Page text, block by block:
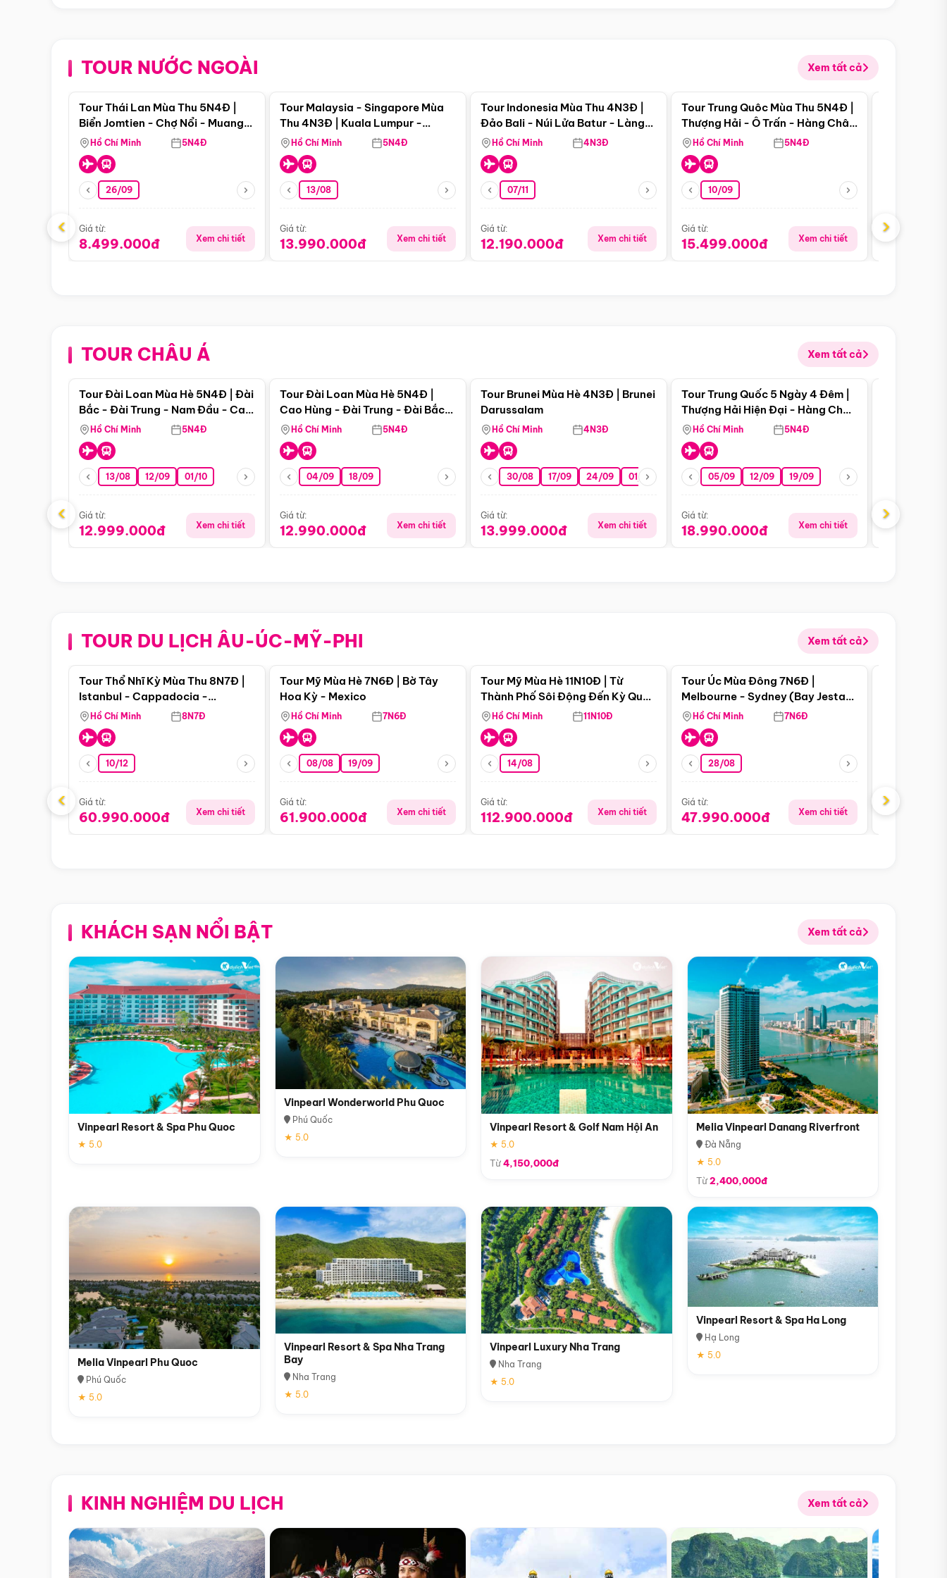
TOUR NƯỚC NGOÀI Xem tất cả
Điểm nổi bật
Tour Thái Lan Mùa Thu 5N4Đ |
Biển Jomtien - Chợ Nổi - Muang
Boran - Suanthai
Hồ Chí Minh 5N4Đ
26/09
Giá từ:
8.499.000đ Xem chi tiết
Tour Malaysia - Singapore Mùa
Thu 4N3Đ | Kuala Lumpur -
Malacca - Johor Baru -
Singapore
Hồ Chí Minh 5N4Đ
13/08
Giá từ:
13.990.000đ Xem chi tiết
Tour Indonesia Mùa Thu 4N3Đ |
Đảo Bali - Núi Lửa Batur - Làng
Penglipuran
Hồ Chí Minh 4N3Đ
07/11
Giá từ:
12.190.000đ Xem chi tiết
Điểm nổi bật
Tour Trung Quôc Mùa Thu 5N4Đ |
Thượng Hải - Ô Trấn - Hàng Châu
(Tour Không Shopping)
Hồ Chí Minh 5N4Đ
10/09
Giá từ:
15.499.000đ Xem chi tiết
Giá từ:
‹ ›
TOUR CHÂU Á Xem tất cả
Điểm nổi bật
Tour Đài Loan Mùa Hè 5N4Đ | Đài
Bắc - Đài Trung - Nam Đầu - Cao
Hùng ( Bay Vn)
Hồ Chí Minh 5N4Đ
13/08 12/09 01/10
Giá từ:
12.999.000đ Xem chi tiết
Tour Đài Loan Mùa Hè 5N4Đ |
Cao Hùng - Đài Trung - Đài Bắc
(Bay Vj)
Hồ Chí Minh 5N4Đ
04/09 18/09
Giá từ:
12.990.000đ Xem chi tiết
Tour Brunei Mùa Hè 4N3Đ | Brunei
Darussalam
Hồ Chí Minh 4N3Đ
30/08 17/09 24/09 01/10 15/10 29/10
Giá từ:
13.999.000đ Xem chi tiết
Điểm nổi bật
Tour Trung Quốc 5 Ngày 4 Đêm |
Thượng Hải Hiện Đại - Hàng Châu
Nên Thơ - Ô Trấn Cổ Kính
Hồ Chí Minh 5N4Đ
05/09 12/09 19/09
Giá từ:
18.990.000đ Xem chi tiết
Giá từ:
‹ ›
TOUR DU LỊCH ÂU-ÚC-MỸ-PHI Xem tất cả
Điểm nổi bật
Tour Thổ Nhĩ Kỳ Mùa Thu 8N7Đ |
Istanbul - Cappadocia -
Pamukkale
Hồ Chí Minh 8N7Đ
10/12
Giá từ:
60.990.000đ Xem chi tiết
Tour Mỹ Mùa Hè 7N6Đ | Bờ Tây
Hoa Kỳ - Mexico
Hồ Chí Minh 7N6Đ
08/08 19/09
Giá từ:
61.900.000đ Xem chi tiết
Tour Mỹ Mùa Hè 11N10Đ | Từ
Thành Phố Sôi Động Đến Kỳ Quan
Thiên Nhiên Mỹ
Hồ Chí Minh 11N10Đ
14/08
Giá từ:
112.900.000đ Xem chi tiết
Điểm nổi bật
Tour Úc Mùa Đông 7N6Đ |
Melbourne - Sydney (Bay Jestar
Airways)
Hồ Chí Minh 7N6Đ
28/08
Giá từ:
47.990.000đ Xem chi tiết
Giá từ:
‹ ›
KHÁCH SẠN NỔI BẬT Xem tất cả
Vinpearl Resort & Spa Phu Quoc
★ 5.0
Vinpearl Wonderworld Phu Quoc
Phú Quốc
★ 5.0
Vinpearl Resort & Golf Nam Hội An
★ 5.0
Từ4,150,000đ
Melia Vinpearl Danang Riverfront
Đà Nẵng
★ 5.0
Từ2,400,000đ
Melia Vinpearl Phu Quoc
Phú Quốc
★ 5.0
Vinpearl Resort & Spa Nha Trang
Bay
Nha Trang
★ 5.0
Vinpearl Luxury Nha Trang
Nha Trang
★ 5.0
Vinpearl Resort & Spa Ha Long
Hạ Long
★ 5.0
KINH NGHIỆM DU LỊCH Xem tất cả